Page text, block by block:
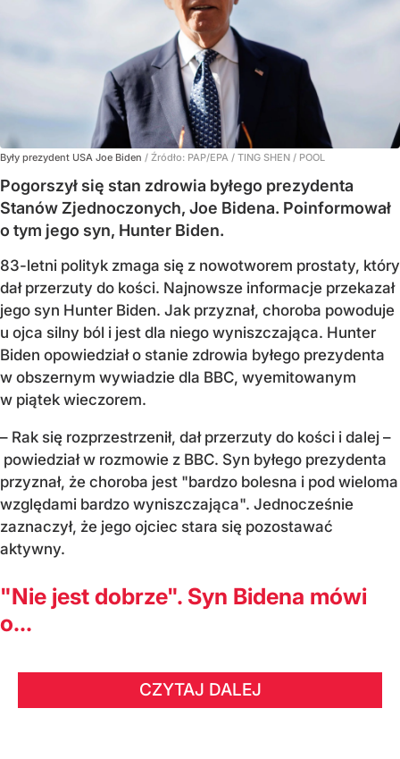
Były prezydent USA Joe Biden / Źródło: PAP/EPA / TING SHEN / POOL
Pogorszył się stan zdrowia byłego prezydenta
Stanów Zjednoczonych, Joe Bidena. Poinformował
o tym jego syn, Hunter Biden.
83-letni polityk zmaga się z nowotworem prostaty, który
dał przerzuty do kości. Najnowsze informacje przekazał
jego syn Hunter Biden. Jak przyznał, choroba powoduje
u ojca silny ból i jest dla niego wyniszczająca. Hunter
Biden opowiedział o stanie zdrowia byłego prezydenta
w obszernym wywiadzie dla BBC, wyemitowanym
w piątek wieczorem.
– Rak się rozprzestrzenił, dał przerzuty do kości i dalej –
powiedział w rozmowie z BBC. Syn byłego prezydenta
przyznał, że choroba jest "bardzo bolesna i pod wieloma
względami bardzo wyniszczająca". Jednocześnie
zaznaczył, że jego ojciec stara się pozostawać
aktywny.
"Nie jest dobrze". Syn Bidena mówi
o...
CZYTAJ DALEJ